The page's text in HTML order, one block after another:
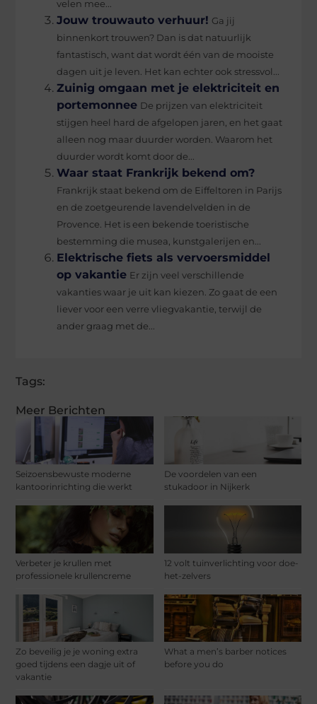
Meer Berichten
Seizoensbewuste moderne
kantoorinrichting die werkt
De voordelen van een
stukadoor in Nijkerk
Verbeter je krullen met
professionele krullencreme
12 volt tuinverlichting voor doe-
het-zelvers
Zo beveilig je je woning extra
goed tijdens een dagje uit of
vakantie
What a men’s barber notices
before you do
velen mee...
Jouw trouwauto verhuur! Ga jij
binnenkort trouwen? Dan is dat natuurlijk
fantastisch, want dat wordt één van de mooiste
dagen uit je leven. Het kan echter ook stressvol...
Zuinig omgaan met je elektriciteit en
portemonnee De prijzen van elektriciteit
stijgen heel hard de afgelopen jaren, en het gaat
alleen nog maar duurder worden. Waarom het
duurder wordt komt door de...
Waar staat Frankrijk bekend om?
Frankrijk staat bekend om de Eiffeltoren in Parijs
en de zoetgeurende lavendelvelden in de
Provence. Het is een bekende toeristische
bestemming die musea, kunstgalerijen en...
Elektrische fiets als vervoersmiddel
op vakantie Er zijn veel verschillende
vakanties waar je uit kan kiezen. Zo gaat de een
liever voor een verre vliegvakantie, terwijl de
ander graag met de...
Tags: